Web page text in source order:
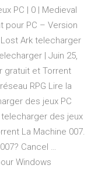
PC | 0 | Medieval
pour PC – Version
Ark telecharger
| Juin 25,
gratuit et Torrent
RPG Lire la
des jeux PC
des jeux
La Machine 007.
Cancel …
Windows